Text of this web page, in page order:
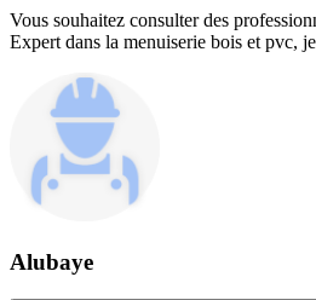
Vous souhaitez consulter des
Expert dans la menuiserie bois et pvc,
Alubaye